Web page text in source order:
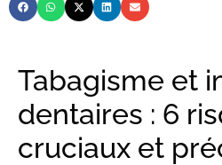
Tabagisme et
dentaires : 6
cruciaux et